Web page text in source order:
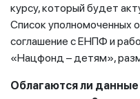
курсу, который будет
Список уполномоченных
соглашение с ЕНПФ и
«Нацфонд – детям»,
Облагаются ли